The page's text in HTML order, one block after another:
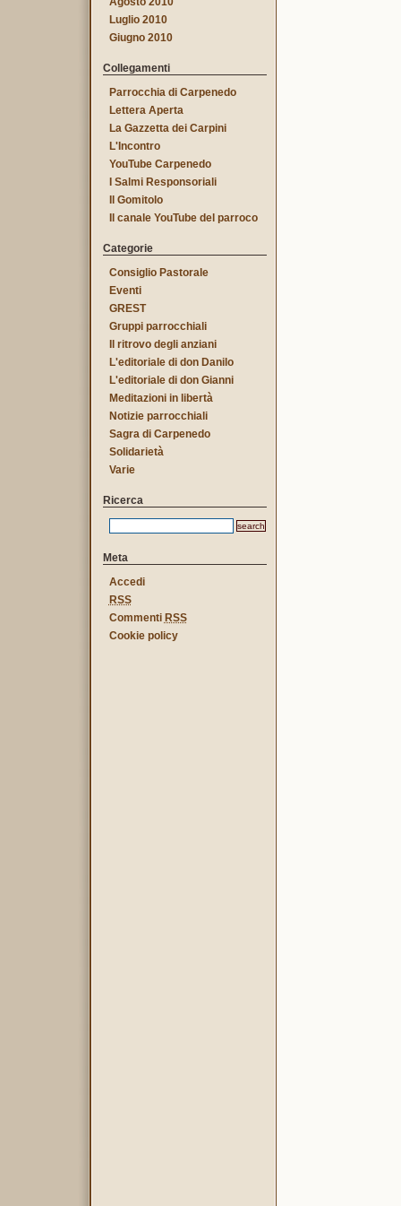
Luglio 2010
Giugno 2010
Collegamenti
Parrocchia di Carpenedo
Lettera Aperta
La Gazzetta dei Carpini
L'Incontro
YouTube Carpenedo
I Salmi Responsoriali
Il Gomitolo
Il canale YouTube del parroco
Categorie
Consiglio Pastorale
Eventi
GREST
Gruppi parrocchiali
Il ritrovo degli anziani
L'editoriale di don Danilo
L'editoriale di don Gianni
Meditazioni in libertà
Notizie parrocchiali
Sagra di Carpenedo
Solidarietà
Varie
Ricerca
Meta
Accedi
RSS
Commenti RSS
Cookie policy